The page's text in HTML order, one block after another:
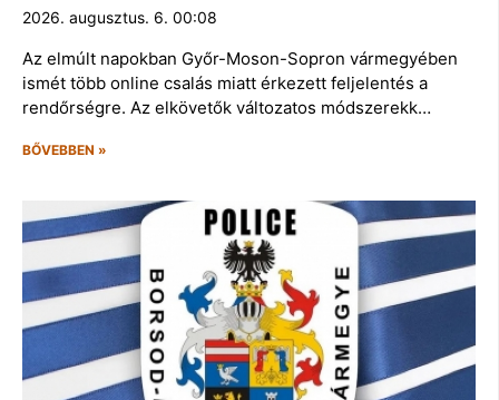
2026. augusztus. 6. 00:08
Az elmúlt napokban Győr-Moson-Sopron vármegyében
ismét több online csalás miatt érkezett feljelentés a
rendőrségre. Az elkövetők változatos módszerekk…
BŐVEBBEN »